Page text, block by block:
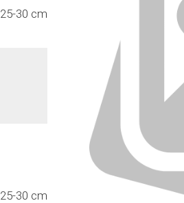
25-30 cm
25-30 cm